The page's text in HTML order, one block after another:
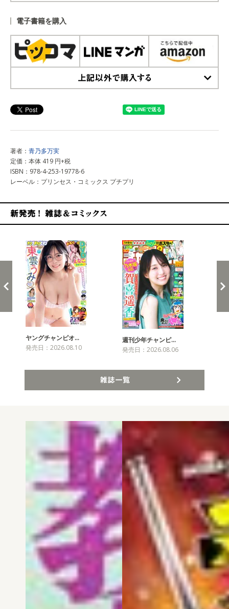
電子書籍を購入
著者： 青乃多万実
定価：本体 419 円+税
ISBN：978-4-253-19778-6
レーベル：プリンセス・コミックス プチプリ
ヤングチャンピオ…
発売日：2026.08.10
週刊少年チャンピ…
発売日：2026.08.06